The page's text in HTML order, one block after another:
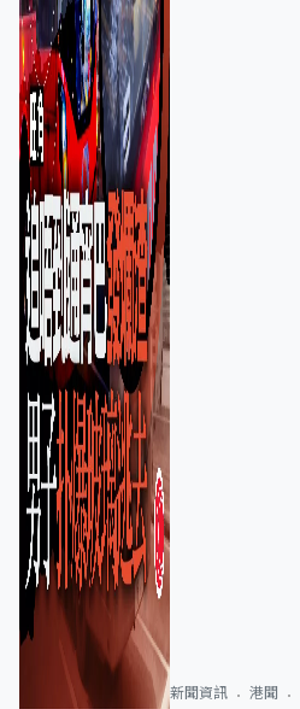
新聞資訊 港聞